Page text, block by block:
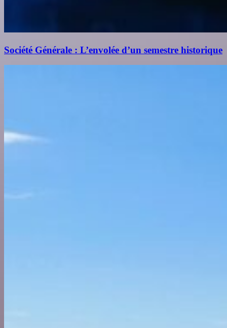
Société Générale : L’envolée d’un semestre historique